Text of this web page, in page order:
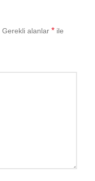
Gerekli alanlar * ile